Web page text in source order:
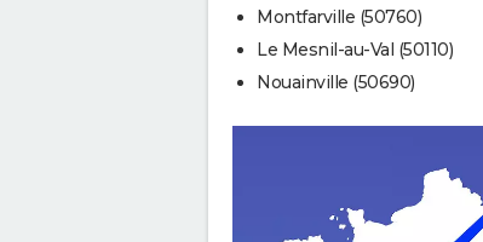
Montfarville (50760)
Le Mesnil-au-Val (50110)
Nouainville (50690)